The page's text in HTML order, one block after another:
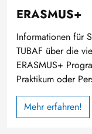
ERASMUS+
Informationen für
TUBAF über die
ERASMUS+
Praktikum oder
Mehr erfahren!